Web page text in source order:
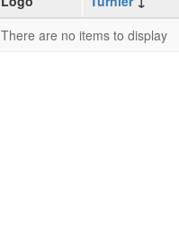
There are no items to display